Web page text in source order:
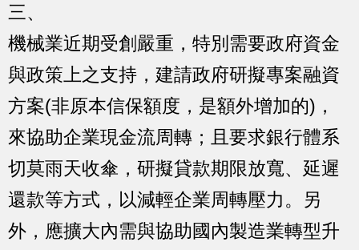
三、
機械業近期受創嚴重，特別需要政府資金
與政策上之支持，建請政府研擬專案融資
方案(非原本信保額度，是額外增加的)，
來協助企業現金流周轉；且要求銀行體系
切莫雨天收傘，研擬貸款期限放寬、延遲
還款等方式，以減輕企業周轉壓力。另
外，應擴大內需與協助國內製造業轉型升